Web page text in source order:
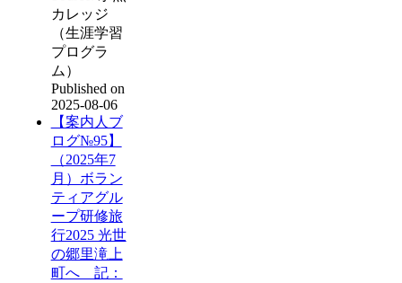
カレッジ
（生涯学習
プログラ
ム）
Published on
2025-08-06
【案内人ブ
ログ№95】
（2025年7
月）ボラン
ティアグル
ープ研修旅
行2025 光世
の郷里滝上
町へ 記：